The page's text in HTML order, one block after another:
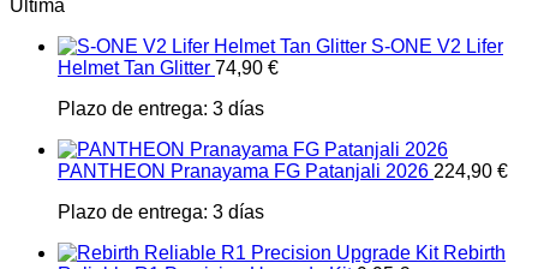
Última
S-ONE V2 Lifer
Helmet Tan Glitter 74,90 €
Plazo de entrega: 3 días
PANTHEON Pranayama FG Patanjali 2026 224,90 €
Plazo de entrega: 3 días
Rebirth